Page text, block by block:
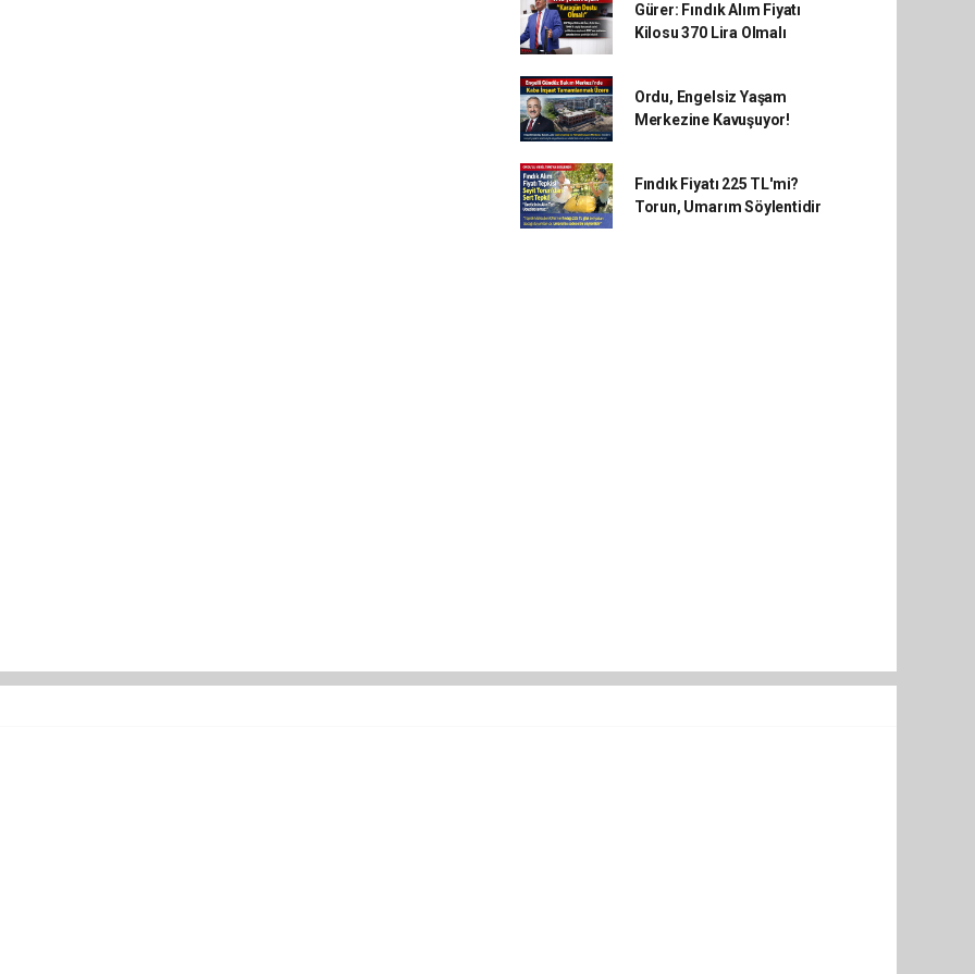
Gürer: Fındık Alım Fiyatı
Kilosu 370 Lira Olmalı
Ordu, Engelsiz Yaşam
Merkezine Kavuşuyor!
Fındık Fiyatı 225 TL'mi?
Torun, Umarım Söylentidir